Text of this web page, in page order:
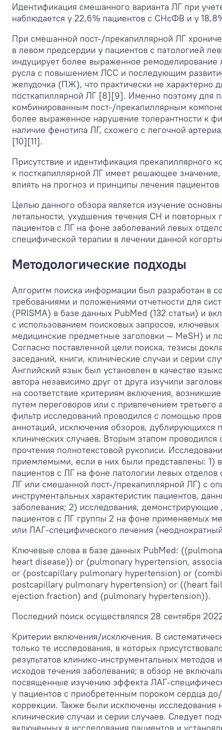
Идентификация смешанного варианта ЛГ при
наблюдается у 22,6% пациентов с СНсФВ и у
При смешанной пост-/прекапиллярной ЛГ
в левом предсердии у пациентов с патологией
индуцирует более выраженное ремоделирование
русла с повышением ЛСС и последующим
желудочка (ПЖ), что практически не характерно
посткапиллярной ЛГ [8][9]. Именно поэтому для
комбинированным пост-/прекапиллярным
более выраженное нарушение толерантности к
наличие фенотипа ЛГ, схожего с легочной
[10][11].
Присутствие и идентификация прекапиллярного
к посткапиллярной ЛГ имеет решающее
влиять на прогноз и принципы лечения
Целью данного обзора является изучение
летальности, ухудшения течения СН и повторных
пациентов с ЛГ на фоне заболеваний левых
специфической терапии в лечении данной
Методологические подходы
Алгоритм поиска информации был разработан в
требованиями и положениями отчетности для
(PRISMA) в базе данных PubMed (132 статьи) и
с использованием поисковых запросов, ключевых
медицинские предметные заголовки — MeSH) и
Согласно поставленной цели поиска, тезисы
заседаний, книги, клинические случаи и серии
Английский язык был установлен в качестве
автора независимо друг от друга изучили
на соответствие критериям включения,
путем переговоров или с привлечением третьего
фильтр исследований проводился с помощью
аннотаций, исключения обзоров, дублирующихся
клинических случаев. Вторым этапом проводился
прочтения полнотекстовой рукописи.
приемлемыми, если в них были представлены: 1)
пациентов с ЛГ на фоне патологии левых отделов
ЛГ или смешанной пост-/прекапиллярной ЛГ) с
инструментальных характеристик пациентов,
заболевания; 2) исследования, демонстрирующие
пациентов с ЛГ группы 2 на фоне применяемых
или ЛАГ-специфического лечения
Ключевые слова в базе данных PubMed:
heart disease)) or (pulmonary hypertension,
or (postcapillary pulmonary hypertension) or
postcapillary pulmonary hypertension) or ((heart
ejection fraction) and (pulmonary hypertension)).
Последний поиск осуществлялся 28 сентября
Критерии включения/исключения. В
только те исследования, в которых
результатов клинико-инструментальных методов
исходов течения заболевания; в обзор не
посвященные изучению эффекта ЛАГ-
у пациентов с приобретенным пороком сердца
коррекции. Также были исключены исследования
клинические случаи и серии случаев. Следует
включенных в исследования пациентов и